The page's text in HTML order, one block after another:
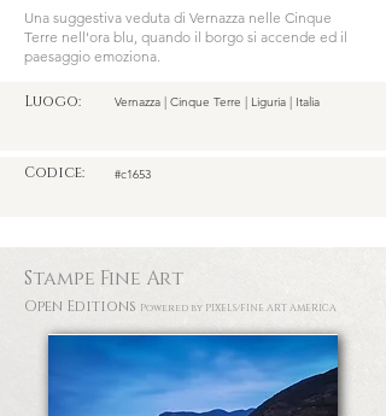
Una suggestiva veduta di Vernazza nelle Cinque
Terre nell'ora blu, quando il borgo si accende ed il
paesaggio emoziona.
Luogo: Vernazza | Cinque Terre | Liguria | Italia
Codice: #c1653
Stampe Fine Art
Open Editions Powered by PIXELS/FINE ART AMERICA